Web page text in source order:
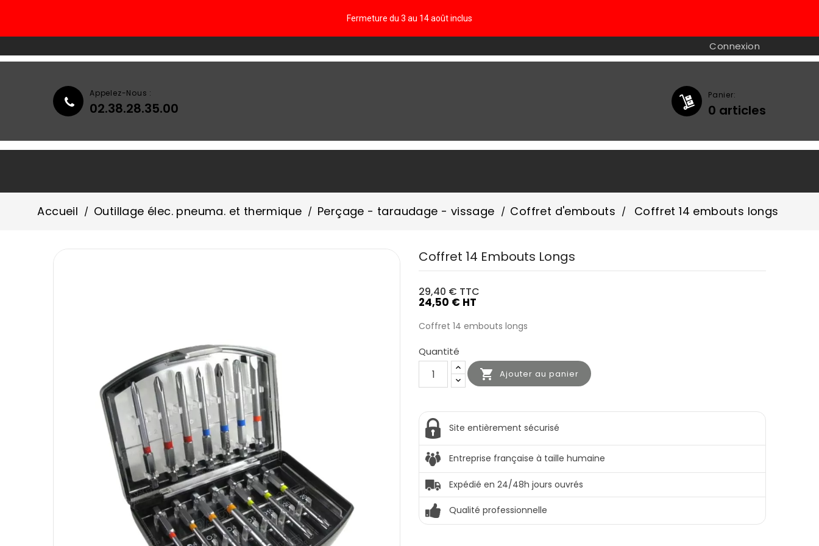
Fermeture du 3 au 14 août inclus
Connexion
Panier:
0 articles
Appelez-Nous :
02.38.28.35.00
Accueil Outillage élec. pneuma. et thermique Perçage - taraudage - vissage Coffret d'embouts Coffret 14 embouts longs
Coffret 14 Embouts Longs
29,40 € TTC
24,50 € HT
Coffret 14 embouts longs
Quantité
 Ajouter au panier
Site entièrement sécurisé
Entreprise française à taille humaine
Expédié en 24/48h jours ouvrés
Qualité professionnelle